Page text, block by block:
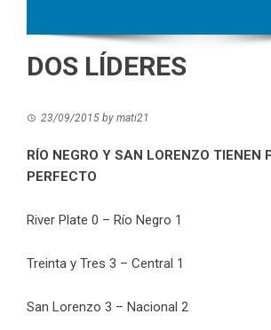
DOS LÍDERES
23/09/2015 by mati21
RÍO NEGRO Y SAN LORENZO TIENEN
PERFECTO
River Plate 0 – Río Negro 1
Treinta y Tres 3 – Central 1
San Lorenzo 3 – Nacional 2